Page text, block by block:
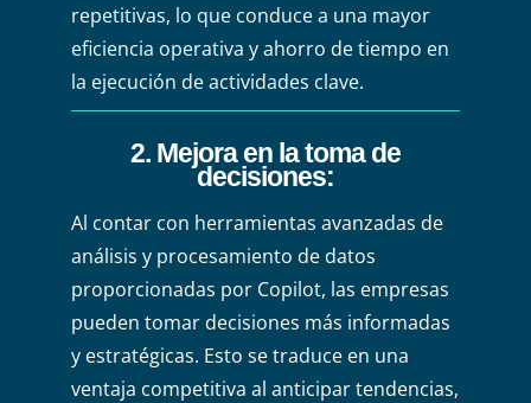
repetitivas, lo que conduce a una mayor
eficiencia operativa y ahorro de tiempo en
la ejecución de actividades clave.
2. Mejora en la toma de
decisiones:
Al contar con herramientas avanzadas de
análisis y procesamiento de datos
proporcionadas por Copilot, las empresas
pueden tomar decisiones más informadas
y estratégicas. Esto se traduce en una
ventaja competitiva al anticipar tendencias,